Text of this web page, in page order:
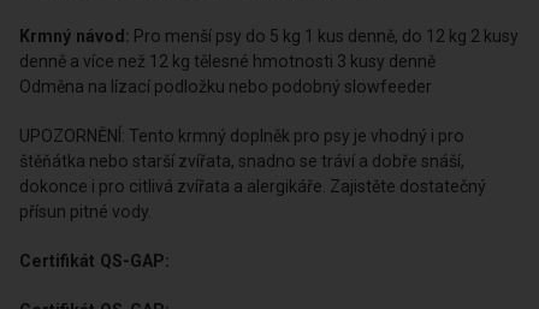
Přirozeně se vyskytující minerály:měď 1,4 mg/kg, železo 13,8
mg/kg, hořčík 210 mg/kg, zinek 20,2 mg/kg
vitamín B3 3,63 mg/100 g, vitamín K1 5 μg/100 g
Krmný návod:
Pro menší psy do 5 kg 1 kus denně, do 12 kg 2 kusy
denně a více než 12 kg tělesné hmotnosti 3 kusy denně
štěňátka nebo starší zvířata, snadno se tráví a dobře snáší,